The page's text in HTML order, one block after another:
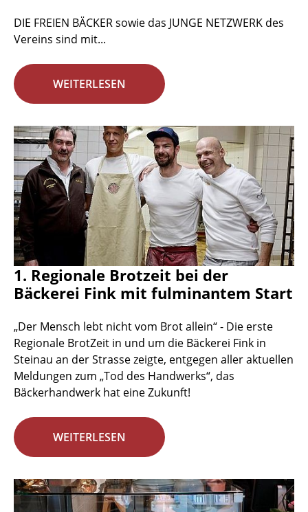
DIE FREIEN BÄCKER sowie das JUNGE NETZWERK des
Vereins sind mit...
WEITERLESEN
1. Regionale Brotzeit bei der
Bäckerei Fink mit fulminantem Start
„Der Mensch lebt nicht vom Brot allein“ - Die erste
Regionale BrotZeit in und um die Bäckerei Fink in
Steinau an der Strasse zeigte, entgegen aller aktuellen
Meldungen zum „Tod des Handwerks“, das
Bäckerhandwerk hat eine Zukunft!
WEITERLESEN